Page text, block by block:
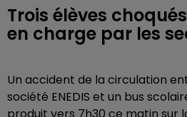
Trois élèves
en charge par les
Un accident de la circulation
société ENEDIS et un bus